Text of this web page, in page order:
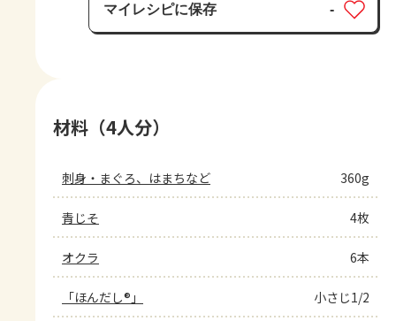
マイレシピに保存
保存済み
-
材料（4人分）
刺身・まぐろ、はまちなど 360g
青じそ 4枚
オクラ 6本
「ほんだし®」 小さじ1/2